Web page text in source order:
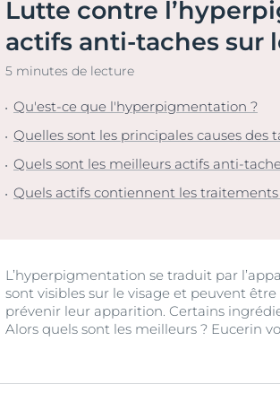
Lèvres sèches
Peau hyperpigmentée
Peau hypersensible
Cheveux et cuir chevelu
Peau sensible
Peau exposée au soleil
Découvrez Anti-
Peau
Lutte contre
actifs anti-taches sur
5 minutes de lecture
Qu'est-ce que l'hyperpigmentation ?
Quelles sont les principales causes des
Quels sont les meilleurs actifs anti-
Quels actifs contiennent les
L’hyperpigmentation se traduit par
sont visibles sur le visage et peuvent
prévenir leur apparition. Certains
Alors quels sont les meilleurs ? Eucerin